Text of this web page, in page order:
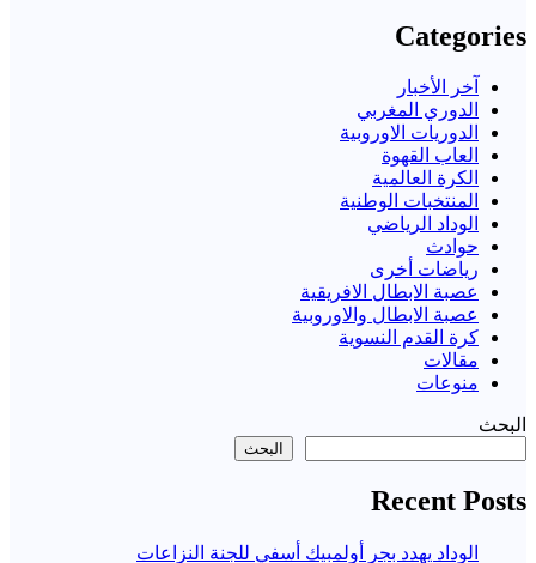
Categories
آخر الأخبار
الدوري المغربي
الدوريات الاوروبية
العاب القهوة
الكرة العالمية
المنتخبات الوطنية
الوداد الرياضي
حوادث
رياضات أخرى
عصبة الابطال الافريقية
عصبة الابطال والاوروبية
كرة القدم النسوية
مقالات
منوعات
البحث
البحث
Recent Posts
الوداد يهدد بجر أولمبيك أسفي للجنة النزاعات